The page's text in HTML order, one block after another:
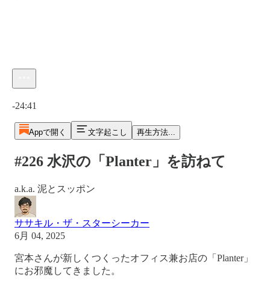
-24:41
Appで開く 文字起こし 再生方法...
#226 水沢の「Planter」を訪ねて
a.k.a. 泥とスッポン
ササキル・ザ・スターシーカー
6月 04, 2025
宮本さんが新しくつくったオフィス兼お店の「Planter」
にお邪魔してきました。